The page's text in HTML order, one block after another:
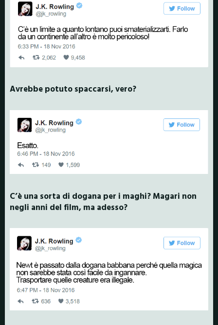
Avrebbe potuto spaccarsi, vero?
C’è una sorta di dogana per i maghi? Magari non
negli anni del film, ma adesso?